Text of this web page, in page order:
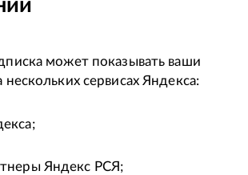
может показывать ваши
нескольких сервисах Яндекса:
Яндекс РСЯ;